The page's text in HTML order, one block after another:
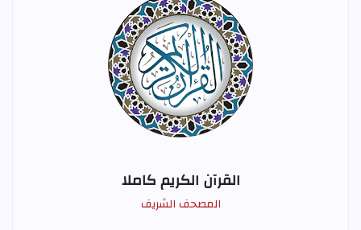
القرآن الكريم كاملا
المصحف الشريف